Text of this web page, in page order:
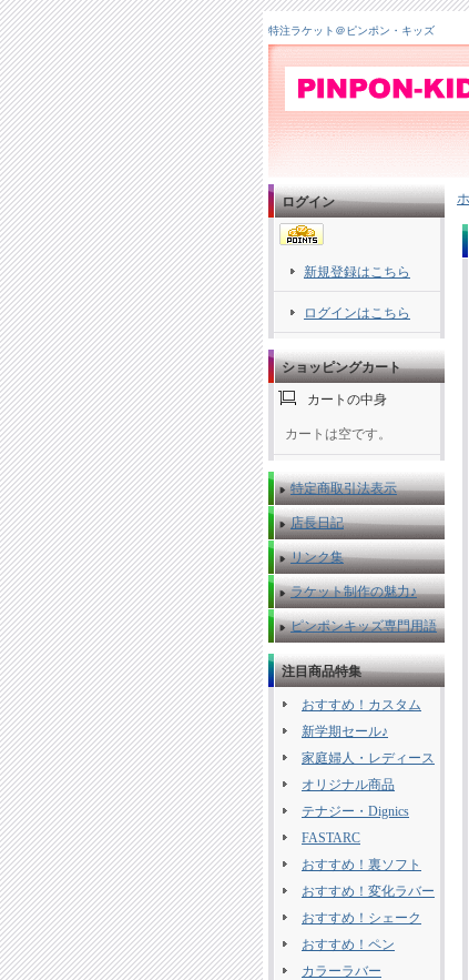
特注ラケット＠ピンポン・キッズ
ログイン
新規登録はこちら
ログインはこちら
ショッピングカート
カートの中身
カートは空です。
特定商取引法表示
店長日記
リンク集
ラケット制作の魅力♪
ピンポンキッズ専門用語
注目商品特集
おすすめ！カスタム
新学期セール♪
家庭婦人・レディース
オリジナル商品
テナジー・Dignics
FASTARC
おすすめ！裏ソフト
おすすめ！変化ラバー
おすすめ！シェーク
おすすめ！ペン
カラーラバー